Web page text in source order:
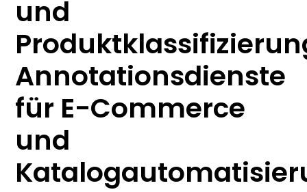
und
Annotationsdienste
für E-Commerce
und